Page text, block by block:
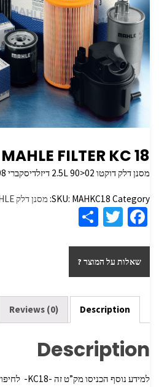
MAHLE FILTER KC 18
מסנן דלק דוקטו 2.5L 90>02 דיזלדיסקברי 98<89,דיפנדר <90
SKU: MAHKC18 Category: מסנן דלק
Fa
b
o
o
k
T
tt
er
ar
e
שאלות על המוצר ?
Description
Reviews (0)
Description
למידע נוסף הכניסו מק”ט זה -KC18- לחיפוש בדף הקישור באתר היצרן